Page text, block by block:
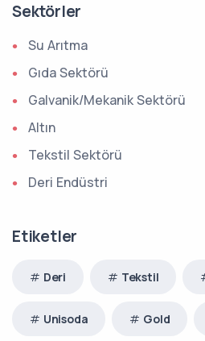
Sektörler
Su Arıtma
Gıda Sektörü
Galvanik/Mekanik Sektörü
Altın
Tekstil Sektörü
Deri Endüstri
Etiketler
Deri Tekstil
Unisoda Gold